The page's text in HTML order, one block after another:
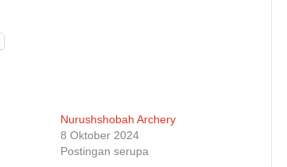
Nurushshobah Archery
8 Oktober 2024
Postingan serupa